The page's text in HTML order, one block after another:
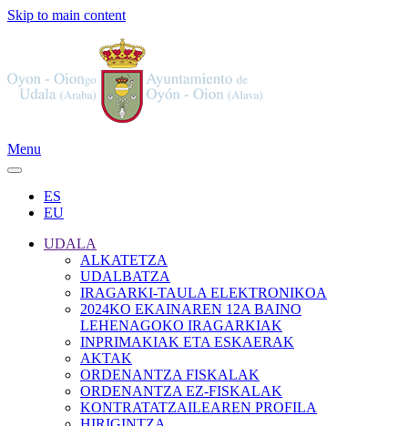
Skip to main content
Menu
ES
EU
UDALA
ALKATETZA
UDALBATZA
IRAGARKI-TAULA ELEKTRONIKOA
2024KO EKAINAREN 12A BAINO
LEHENAGOKO IRAGARKIAK
INPRIMAKIAK ETA ESKAERAK
AKTAK
ORDENANTZA FISKALAK
ORDENANTZA EZ-FISKALAK
KONTRATATZAILEAREN PROFILA